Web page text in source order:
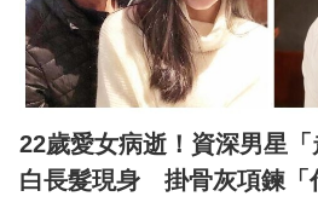
22歲愛女病逝！資深男星
白長髮現身 掛骨灰項鍊「